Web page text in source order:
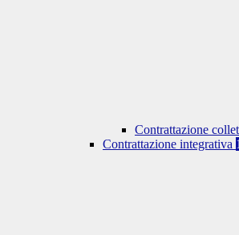
Contrattazione
Contrattazione integrativa